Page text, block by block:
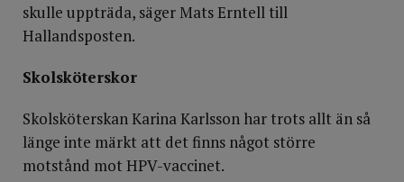
skulle uppträda, säger Mats Erntell till
Hallandsposten.
Skolsköterskor
Skolsköterskan Karina Karlsson har trots allt än så
länge inte märkt att det finns något större
motstånd mot HPV-vaccinet.